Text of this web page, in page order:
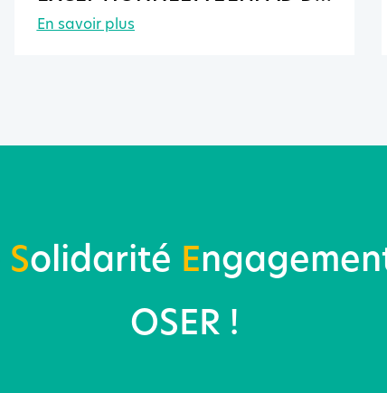
PONTMAIN
En savoir plus
Solidarité E
OSER !